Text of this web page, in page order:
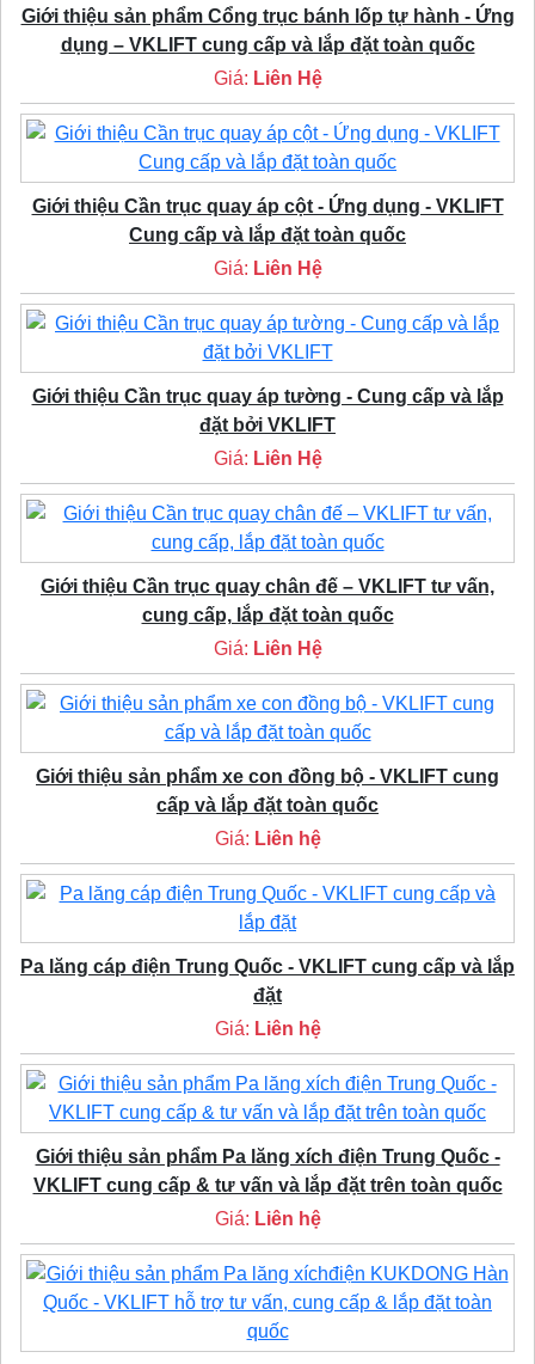
Giới thiệu sản phẩm Cổng trục bánh lốp tự hành - Ứng
dụng – VKLIFT cung cấp và lắp đặt toàn quốc
Giá: Liên Hệ
Giới thiệu Cần trục quay áp cột - Ứng dụng - VKLIFT
Cung cấp và lắp đặt toàn quốc
Giá: Liên Hệ
Giới thiệu Cần trục quay áp tường - Cung cấp và lắp
đặt bởi VKLIFT
Giá: Liên Hệ
Giới thiệu Cần trục quay chân đế – VKLIFT tư vấn,
cung cấp, lắp đặt toàn quốc
Giá: Liên Hệ
Giới thiệu sản phẩm xe con đồng bộ - VKLIFT cung
cấp và lắp đặt toàn quốc
Giá: Liên hệ
Pa lăng cáp điện Trung Quốc - VKLIFT cung cấp và lắp
đặt
Giá: Liên hệ
Giới thiệu sản phẩm Pa lăng xích điện Trung Quốc -
VKLIFT cung cấp & tư vấn và lắp đặt trên toàn quốc
Giá: Liên hệ